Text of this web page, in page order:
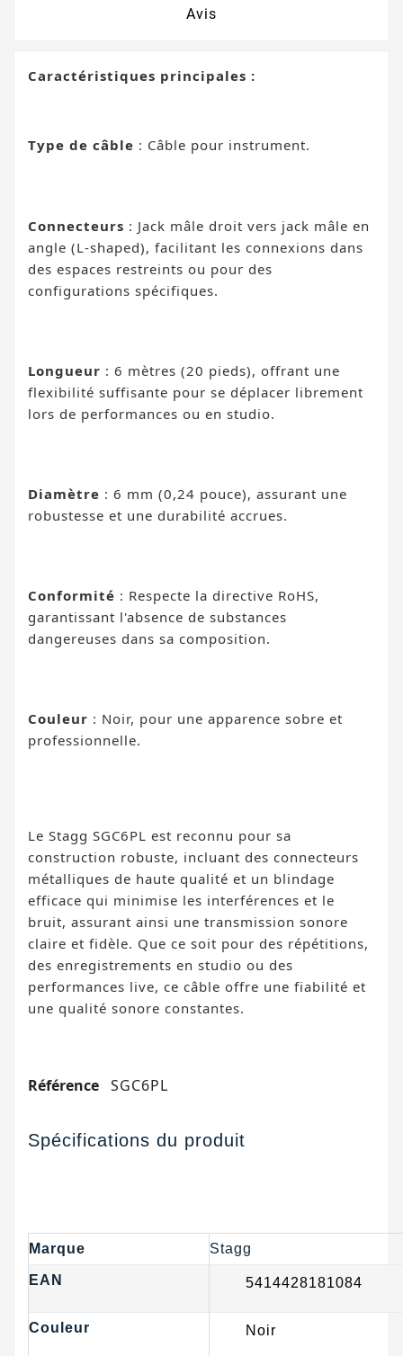
Avis
Caractéristiques principales :
Type de câble : Câble pour instrument.
Connecteurs : Jack mâle droit vers jack mâle en
angle (L-shaped), facilitant les connexions dans
des espaces restreints ou pour des
configurations spécifiques.
Longueur : 6 mètres (20 pieds), offrant une
flexibilité suffisante pour se déplacer librement
lors de performances ou en studio.
Diamètre : 6 mm (0,24 pouce), assurant une
robustesse et une durabilité accrues.
Conformité : Respecte la directive RoHS,
garantissant l'absence de substances
dangereuses dans sa composition.
Couleur : Noir, pour une apparence sobre et
professionnelle.
Le Stagg SGC6PL est reconnu pour sa
construction robuste, incluant des connecteurs
métalliques de haute qualité et un blindage
efficace qui minimise les interférences et le
bruit, assurant ainsi une transmission sonore
claire et fidèle. Que ce soit pour des répétitions,
des enregistrements en studio ou des
performances live, ce câble offre une fiabilité et
une qualité sonore constantes.
Référence SGC6PL
Spécifications du produit
Marque Stagg
EAN 5414428181084
Couleur Noir